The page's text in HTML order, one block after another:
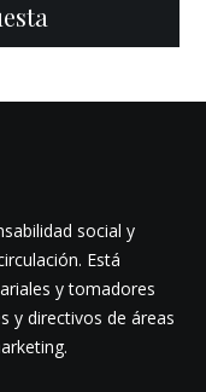
social y
Está
y tomadores
y directivos de áreas